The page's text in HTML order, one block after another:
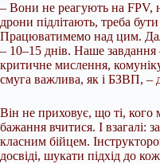
– Вони не реагують на FPV,
дрони підлітають, треба
Працюватимемо над цим.
– 10–15 днів. Наше
критичне мислення,
смуга важлива, як і БЗВП, –
Він не приховує, що ті, кого
бажання вчитися. І взагалі:
класним бійцем.
досвіді, шукати підхід до